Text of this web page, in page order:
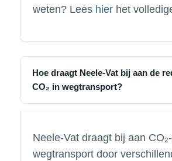
weten? Lees hierhet
Hoe draagt Neele-Vat bij aan de
CO₂ in wegtransport?
Neele-Vat draagt bij aan
wegtransport door